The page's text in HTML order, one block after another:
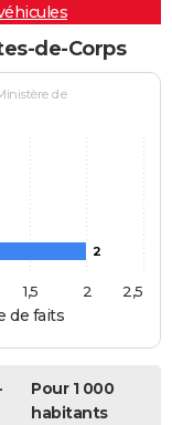
de-Corps
de faits
de
2
1,5 2 2,5
Pour 1 000
habitants